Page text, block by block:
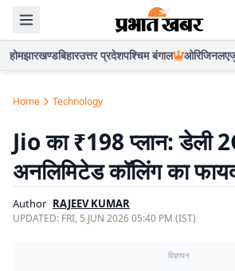
होमझारखण्डबिहारउत्तर प्रदेशपश्चिम बंगाल ओरिजिनल
Home Technology
Jio का ₹198 प्लान: डेली
अनलिमिटेड कॉलिंग का
Author RAJEEV KUMAR
UPDATED: FRI, 5 JUN 2026 05:40 PM (IST)
विज्ञापन